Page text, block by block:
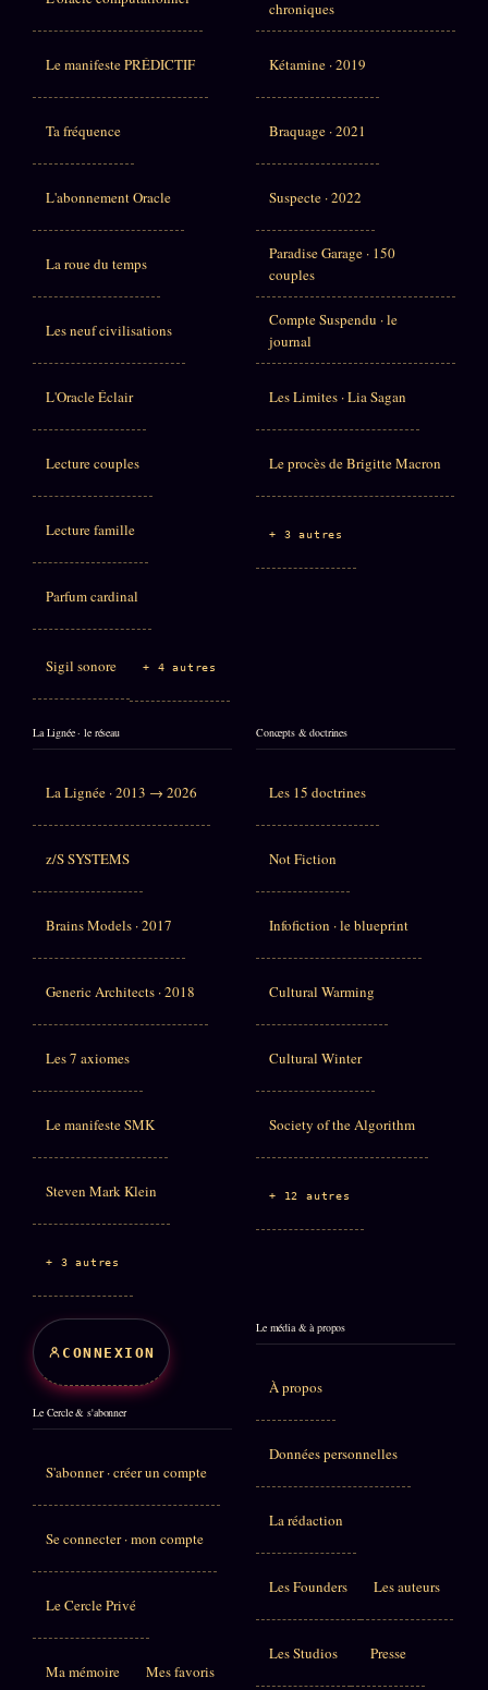
Le manifeste PRÉDICTIF
Ta fréquence
L'abonnement Oracle
La roue du temps
Les neuf civilisations
L'Oracle Éclair
Lecture couples
Lecture famille
Parfum cardinal
Sigil sonore + 4 autres
chroniques
Kétamine · 2019
Braquage · 2021
Suspecte · 2022
Paradise Garage · 150
couples
Compte Suspendu · le
journal
Les Limites · Lia Sagan
Le procès de Brigitte Macron
+ 3 autres
La Lignée · le réseau
La Lignée · 2013 → 2026
z/S SYSTEMS
Brains Models · 2017
Generic Architects · 2018
Les 7 axiomes
Le manifeste SMK
Steven Mark Klein
+ 3 autres
Concepts & doctrines
Les 15 doctrines
Not Fiction
Infofiction · le blueprint
Cultural Warming
Cultural Winter
Society of the Algorithm
+ 12 autres
CONNEXION
Le Cercle & s'abonner
S'abonner · créer un compte
Se connecter · mon compte
Le Cercle Privé
Ma mémoire Mes favoris
Le média & à propos
À propos
Données personnelles
La rédaction
Les Founders Les auteurs
Les Studios Presse